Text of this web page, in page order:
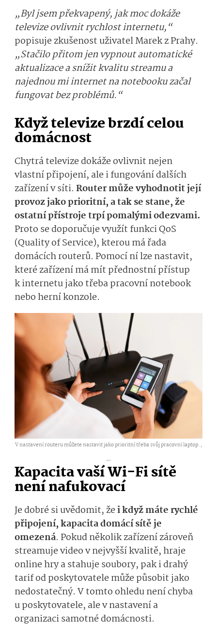
„Byl jsem překvapený, jak moc dokáže
televize ovlivnit rychlost internetu,“
popisuje zkušenost uživatel Marek z Prahy.
„Stačilo přitom jen vypnout automatické
aktualizace a snížit kvalitu streamu a
najednou mi internet na notebooku začal
fungovat bez problémů.“
Když televize brzdí celou
domácnost
Chytrá televize dokáže ovlivnit nejen
vlastní připojení, ale i fungování dalších
zařízení v síti. Router může vyhodnotit její
provoz jako prioritní, a tak se stane, že
ostatní přístroje trpí pomalými odezvami.
Proto se doporučuje využít funkci QoS
(Quality of Service), kterou má řada
domácích routerů. Pomocí ní lze nastavit,
které zařízení má mít přednostní přístup
k internetu jako třeba pracovní notebook
nebo herní konzole.
V nastavení routeru můžete nastavit jako prioritní třeba svůj pracovní laptop. ,
...
Kapacita vaší Wi-Fi sítě
není nafukovací
Je dobré si uvědomit, žei když máte rychlé
připojení, kapacita domácí sítě je
omezená. Pokud několik zařízení zároveň
streamuje video v nejvyšší kvalitě, hraje
online hry a stahuje soubory, pak i drahý
tarif od poskytovatele může působit jako
nedostatečný. V tomto ohledu není chyba
u poskytovatele, ale v nastavení a
organizaci samotné domácnosti.